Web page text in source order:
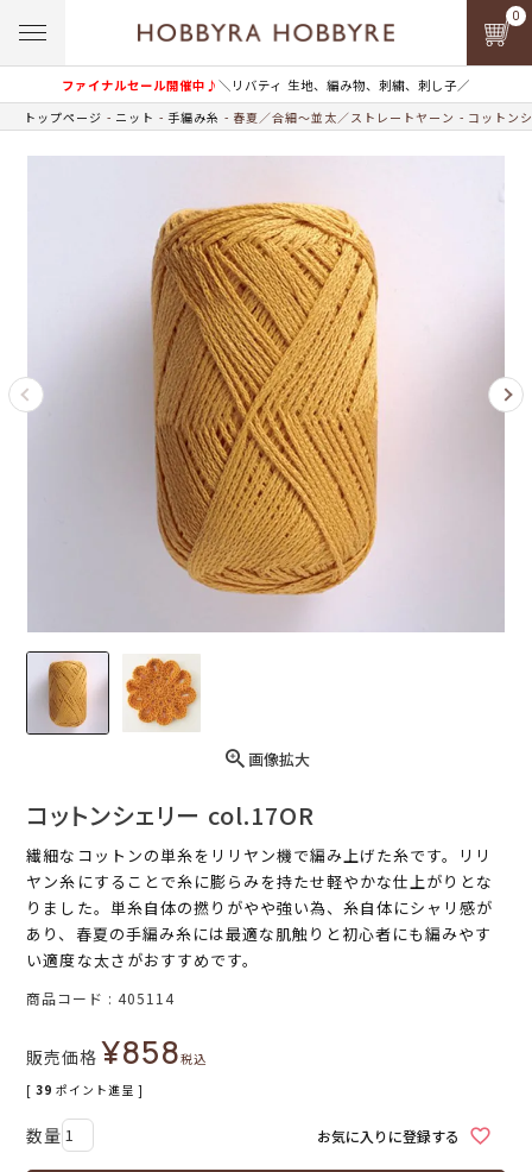
ファイナルセール開催中♪＼リバティ 生地、編み物、刺繍、刺し子／
0
トップページ ニット 手編み糸 春夏／合細～並太／ストレートヤーン コットン
画像拡大
コットンシェリー col.17OR
繊細なコットンの単糸をリリヤン機で編み上げた糸です。リリ
ヤン糸にすることで糸に膨らみを持たせ軽やかな仕上がりとな
りました。単糸自体の撚りがやや強い為、糸自体にシャリ感が
あり、春夏の手編み糸には最適な肌触りと初心者にも編みやす
い適度な太さがおすすめです。
商品コード 405114
販売価格 ¥858税込
[ 39 ポイント進呈 ]
お気に入りに登録する